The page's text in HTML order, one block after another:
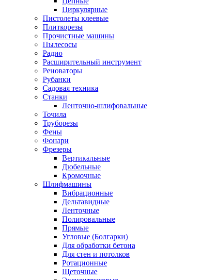
Циркулярные
Пистолеты клеевые
Плиткорезы
Прочистные машины
Пылесосы
Радио
Расширительный инструмент
Реноваторы
Рубанки
Садовая техника
Станки
Ленточно-шлифовальные
Точила
Труборезы
Фены
Фонари
Фрезеры
Вертикальные
Дюбельные
Кромочные
Шлифмашины
Вибрационные
Дельтавидные
Ленточные
Полировальные
Прямые
Угловые (Болгарки)
Для обработки бетона
Для стен и потолков
Ротационные
Щеточные